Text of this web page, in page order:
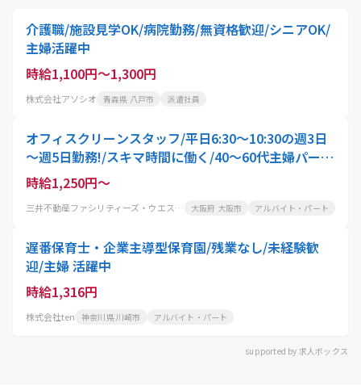
介護職/施設見学OK/病院勤務/無資格歓迎/シニアOK/
主婦活躍中
時給1,100円～1,300円
株式会社アソシオ 青森県 八戸市 派遣社員
オフィスクリーンスタッフ/平日6:30～10:30の週3日
～週5日勤務!/スキマ時間に働く/40～60代主婦パート
活躍中
時給1,250円～
三井不動産ファシリティーズ・ウエスト株式会社 大阪府 大阪市 アルバイト・パート
遅番保育士・企業主導型保育園/残業なし/未経験歓
迎/主婦 活躍中
時給1,316円
株式会社ten 神奈川県 川崎市 アルバイト・パート
supported by 求人ボックス